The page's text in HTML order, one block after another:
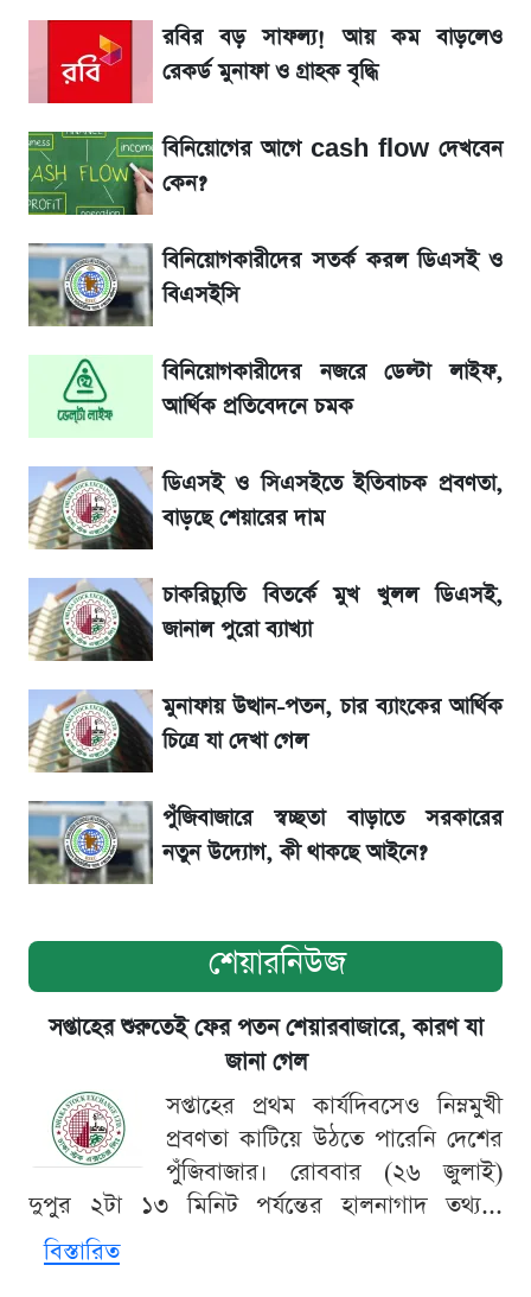
হাসিনাকে! এরপর যা ঘটল...
আগামী ৪ দিনের আবহাওয়া নিয়ে বড় সতর্কবার্তা
লিটনকে নিয়ে টিম ম্যানেজমেন্টের নতুন পরিকল্পনা
আগামীকালই স্পষ্ট হবে এসএসসি ফল প্রকাশের
তারিখ
ঘোষ
শেখ হাসিনার দেশে ফেরা নিয়ে যা বললেন রুমিন
ফারহানা
লাফিয়ে বাড়ল স্বর্ণের দাম, এক মাসের মধ্যে সর্বোচ্চ
রেকর্ড
৬ আগস্ট দেশের বাজারে স্বর্ণের দাম
শেখ হাসিনার বক্তব্য ঘিরে ভারতকে কড়া বার্তা
বাংলাদেশের
রবির বড় সাফল্য! আয় কম বাড়লেও
রেকর্ড মুনাফা ও গ্রাহক বৃদ্ধি
বিনিয়োগের আগে cash flow দেখবেন
কেন?
বিনিয়োগকারীদের সতর্ক করল ডিএসই ও
বিএসইসি
বিনিয়োগকারীদের নজরে ডেল্টা লাইফ,
আর্থিক প্রতিবেদনে চমক
ডিএসই ও সিএসইতে ইতিবাচক প্রবণতা,
বাড়ছে শেয়ারের দাম
চাকরিচ্যুতি বিতর্কে মুখ খুলল ডিএসই,
জানাল পুরো ব্যাখ্যা
মুনাফায় উত্থান-পতন, চার ব্যাংকের আর্থিক
চিত্রে যা দেখা গেল
পুঁজিবাজারে স্বচ্ছতা বাড়াতে সরকারের
নতুন উদ্যোগ, কী থাকছে আইনে?
শেয়ারনিউজ
সপ্তাহের শুরুতেই ফের পতন শেয়ারবাজারে, কারণ যা
জানা গেল
সপ্তাহের প্রথম কার্যদিবসেও নিম্নমুখী
প্রবণতা কাটিয়ে উঠতে পারেনি দেশের
পুঁজিবাজার। রোববার (২৬ জুলাই)
দুপুর ২টা ১৩ মিনিট পর্যন্তের হালনাগাদ তথ্য...
বিস্তারিত